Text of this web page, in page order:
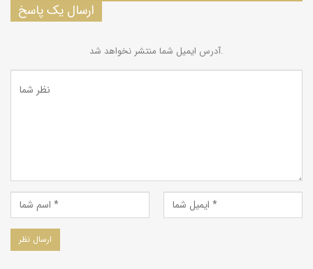
ارسال یک پاسخ
آدرس ایمیل شما منتشر نخواهد شد.